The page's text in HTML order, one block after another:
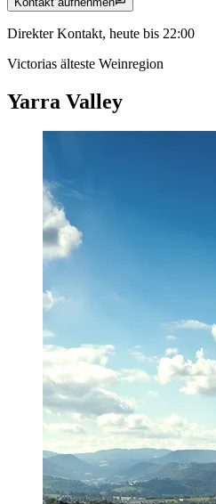
Direkter Kontakt, heute bis 22:00
Victorias älteste Weinregion
Yarra Valley